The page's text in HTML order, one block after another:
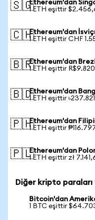
🇸🇬Ethereum'dan
1 ETH eşittir
🇨🇭Ethereum'dan
1 ETH eşittir CHF
🇧🇷Ethereum'dan
1 ETH eşittir
🇧🇩Ethereum'dan
1 ETH eşittir
🇵🇭Ethereum'dan
1 ETH eşittir
🇵🇱Ethereum'dan
1 ETH eşittir zł
Diğer kripto paraları
Bitcoin'dan
1 BTC eşittir